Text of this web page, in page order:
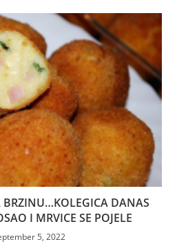
BRZINU…KOLEGICA DANAS
I MRVICE SE POJELE
5, 2022